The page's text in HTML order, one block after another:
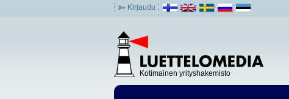
Kirjaudu
Kotimainen yrityshakemisto